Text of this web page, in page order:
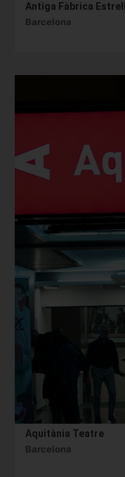
Antiga Fàbrica
Barcelona
Aquitània Teatre
Barcelona